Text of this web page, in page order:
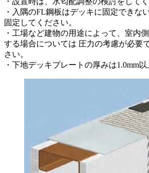
・入隅のFL鋼板はデッキに固定できな
固定してください。
・工場など建物の用途によって、室内
する場合については 圧力の考慮が必要
さい。
・下地デッキプレートの厚みは1.0mm以